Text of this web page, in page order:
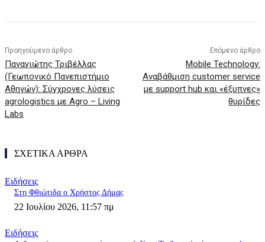
Προηγούμενο άρθρο
Παναγιώτης Τριβέλλας
(Γεωπονικό Πανεπιστήμιο
Αθηνών): Σύγχρονες λύσεις
agrologistics με Agro – Living
Labs
Επόμενο άρθρο
Mobile Technology:
Αναβάθμιση customer service
με support hub και «έξυπνες»
θυρίδες
ΣΧΕΤΙΚΑ ΑΡΘΡΑ
Ειδήσεις
Στη Φθιώτιδα ο Χρήστος Δήμας
22 Ιουλίου 2026, 11:57 πμ
Ειδήσεις